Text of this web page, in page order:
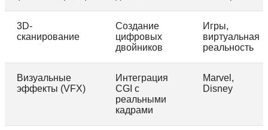
3D-
сканирование
Создание
цифровых
двойников
Игры,
виртуальная
реальность
Визуальные
эффекты (VFX)
Интеграция
CGI с
реальными
кадрами
Marvel,
Disney